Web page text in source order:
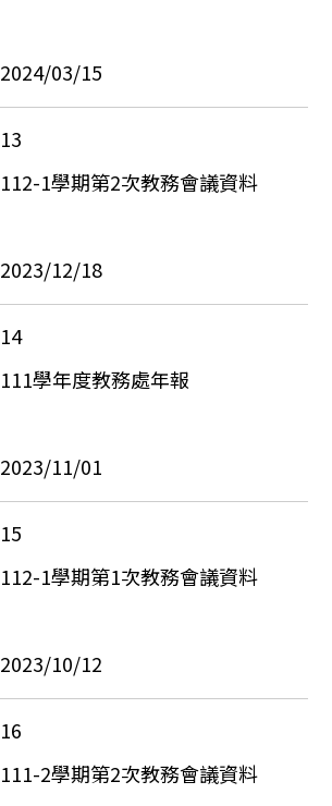
2024/03/15
13
112-1學期第2次教務會議資料
2023/12/18
14
111學年度教務處年報
2023/11/01
15
112-1學期第1次教務會議資料
2023/10/12
16
111-2學期第2次教務會議資料